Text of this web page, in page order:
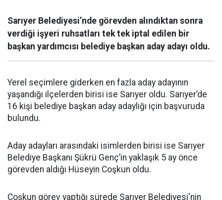
Sarıyer Belediyesi’nde görevden alındıktan sonra
verdiği işyeri ruhsatları tek tek iptal edilen bir
başkan yardımcısı belediye başkan aday adayı oldu.
Yerel seçimlere giderken en fazla aday adayının
yaşandığı ilçelerden birisi ise Sarıyer oldu. Sarıyer’de
16 kişi belediye başkan aday adaylığı için başvuruda
bulundu.
Aday adayları arasındaki isimlerden birisi ise Sarıyer
Belediye Başkanı Şükrü Genç’in yaklaşık 5 ay önce
görevden aldığı Hüseyin Coşkun oldu.
Coşkun görev yaptığı sürede Sarıyer Belediyesi'nin